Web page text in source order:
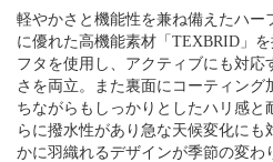
軽やかさと機能性を兼ね備えたハー
に優れた高機能素材「TEXBRID」
フタを使用し、アクティブにも対応
さを両立。また裏面にコーティング
ちながらもしっかりとしたハリ感と
らに撥水性があり急な天候変化に
かに羽織れるデザインが季節の変わ